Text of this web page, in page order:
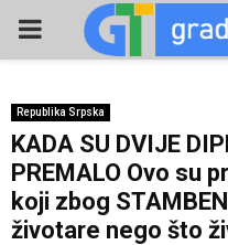
PRIMARY
Republika Srpska
KADA SU DVIJE
PREMALO Ovo su
koji zbog
životare nego što